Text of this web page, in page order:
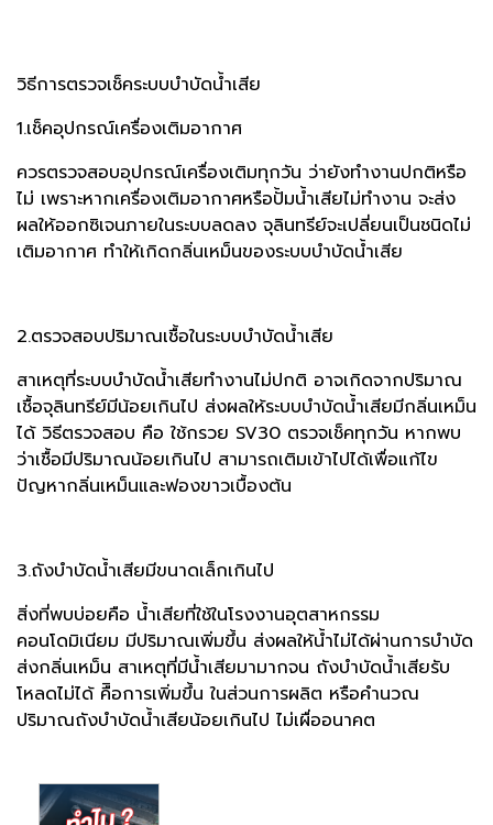
วิธีการตรวจเช็คระบบบำบัดน้ำเสีย
1.เช็คอุปกรณ์เครื่องเติมอากาศ
ควรตรวจสอบอุปกรณ์เครื่องเติมทุกวัน ว่ายังทำงานปกติหรือ
ไม่ เพราะหากเครื่องเติมอากาศหรือปั้มน้ำเสียไม่ทำงาน จะส่ง
ผลให้ออกซิเจนภายในระบบลดลง จุลินทรีย์จะเปลี่ยนเป็นชนิดไม่
เติมอากาศ ทำให้เกิดกลิ่นเหม็นของระบบบำบัดน้ำเสีย
2.ตรวจสอบปริมาณเชื้อในระบบบำบัดน้ำเสีย
สาเหตุที่ระบบบำบัดน้ำเสียทำงานไม่ปกติ อาจเกิดจากปริมาณ
เชื้อจุลินทรีย์มีน้อยเกินไป ส่งผลให้ระบบบำบัดน้ำเสียมีกลิ่นเหม็น
ได้ วิธีตรวจสอบ คือ ใช้กรวย SV30 ตรวจเช็คทุกวัน หากพบ
ว่าเชื้อมีปริมาณน้อยเกินไป สามารถเติมเข้าไปได้เพื่อแก้ไข
ปัญหากลิ่นเหม็นและฟองขาวเบื้องต้น
3.ถังบำบัดน้ำเสียมีขนาดเล็กเกินไป
สิ่งที่พบบ่อยคือ น้ำเสียที่ใช้ในโรงงานอุตสาหกรรม
คอนโดมิเนียม มีปริมาณเพิ่มขึ้น ส่งผลให้น้ำไม่ได้ผ่านการบำบัด
ส่งกลิ่นเหม็น สาเหตุที่มีน้ำเสียมามากจน ถังบำบัดน้ำเสียรับ
โหลดไม่ได้ คืิอการเพิ่มขึ้น ในส่วนการผลิต หรือคำนวณ
ปริมาณถังบำบัดน้ำเสียน้อยเกินไป ไม่เผื่ออนาคต